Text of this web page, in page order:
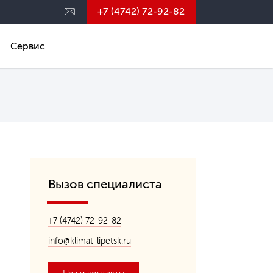
+7 (4742) 72-92-82
Сервис
Вызов специалиста
+7 (4742) 72-92-82
info@klimat-lipetsk.ru